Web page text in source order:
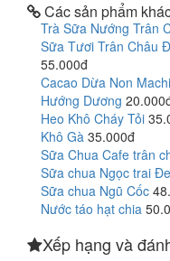
Các sản phẩm
Trà Sữa Nướng Trân
Sữa Tươi Trân Châu
55.000đ
Cacao Dừa Non
Hướng Dương
Heo Khô Cháy Tỏi
Khô Gà 35.000đ
Sữa Chua Cafe trân
Sữa chua Ngọc trai
Sữa chua Ngũ Cốc
Nước táo hạt chia
Xếp hạng và